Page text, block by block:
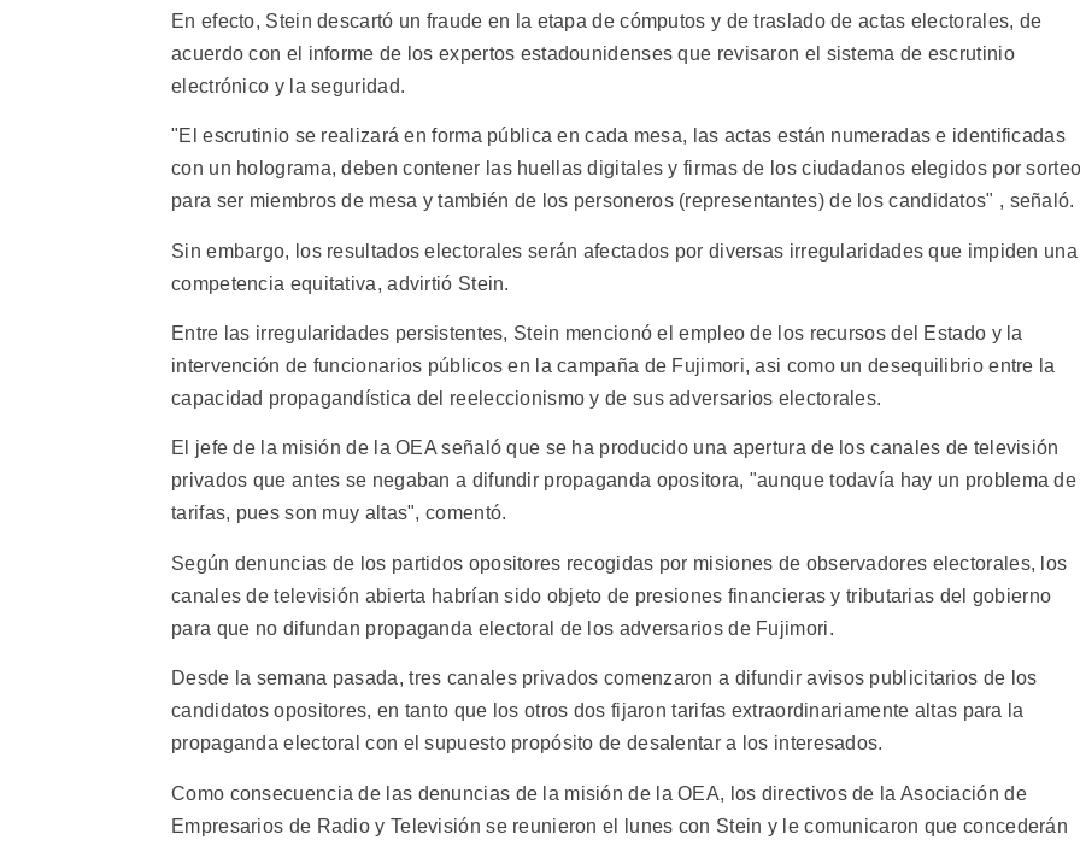
En efecto, Stein descartó un fraude en la etapa de cómputos y de traslado de actas electorales, de
acuerdo con el informe de los expertos estadounidenses que revisaron el sistema de escrutinio
electrónico y la seguridad.
"El escrutinio se realizará en forma pública en cada mesa, las actas están numeradas e identificadas
con un holograma, deben contener las huellas digitales y firmas de los ciudadanos elegidos por
para ser miembros de mesa y también de los personeros (representantes) de los candidatos" , señaló.
Sin embargo, los resultados electorales serán afectados por diversas irregularidades que impiden una
competencia equitativa, advirtió Stein.
Entre las irregularidades persistentes, Stein mencionó el empleo de los recursos del Estado y la
intervención de funcionarios públicos en la campaña de Fujimori, asi como un desequilibrio entre la
capacidad propagandística del reeleccionismo y de sus adversarios electorales.
El jefe de la misión de la OEA señaló que se ha producido una apertura de los canales de televisión
privados que antes se negaban a difundir propaganda opositora, "aunque todavía hay un problema de
tarifas, pues son muy altas", comentó.
Según denuncias de los partidos opositores recogidas por misiones de observadores electorales, los
canales de televisión abierta habrían sido objeto de presiones financieras y tributarias del gobierno
para que no difundan propaganda electoral de los adversarios de Fujimori.
Desde la semana pasada, tres canales privados comenzaron a difundir avisos publicitarios de los
candidatos opositores, en tanto que los otros dos fijaron tarifas extraordinariamente altas para la
propaganda electoral con el supuesto propósito de desalentar a los interesados.
Como consecuencia de las denuncias de la misión de la OEA, los directivos de la Asociación de
Empresarios de Radio y Televisión se reunieron el lunes con Stein y le comunicaron que concederán